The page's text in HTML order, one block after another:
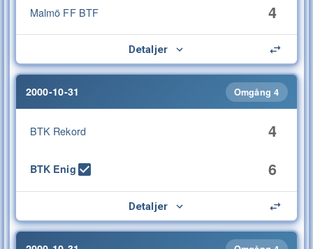
Malmö FF BTF 4
Detaljer
2000-10-31 Omgång 4
BTK Rekord 4
BTK Enig 6
Detaljer